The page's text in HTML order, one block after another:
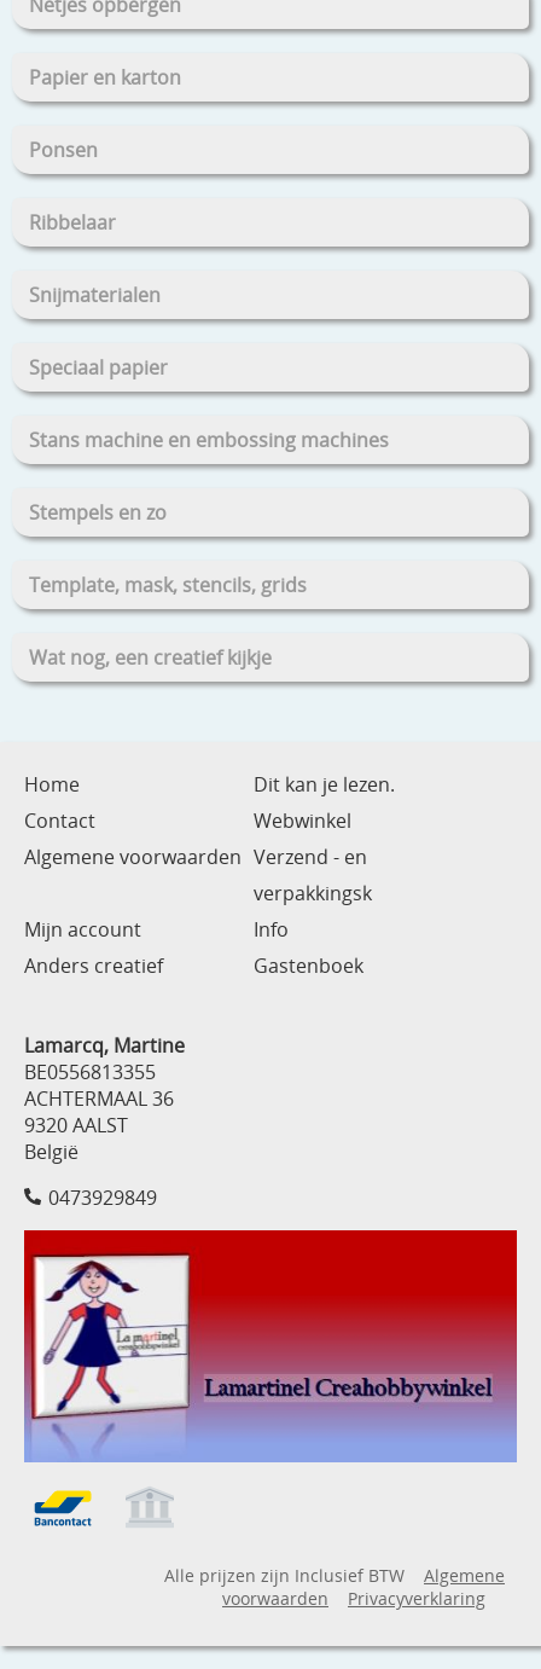
Papier en karton
Ponsen
Ribbelaar
Snijmaterialen
Speciaal papier
Stans machine en embossing machines
Stempels en zo
Template, mask, stencils, grids
Wat nog, een creatief kijkje
Home
Dit kan je lezen.
Contact
Webwinkel
Algemene voorwaarden Verzend - en
verpakkingsk
Mijn account
Info
Anders creatief
Gastenboek
Lamarcq, Martine
BE0556813355
ACHTERMAAL 36
9320 AALST
België
0473929849
Alle prijzen zijn Inclusief BTW
Algemene
voorwaarden
Privacyverklaring